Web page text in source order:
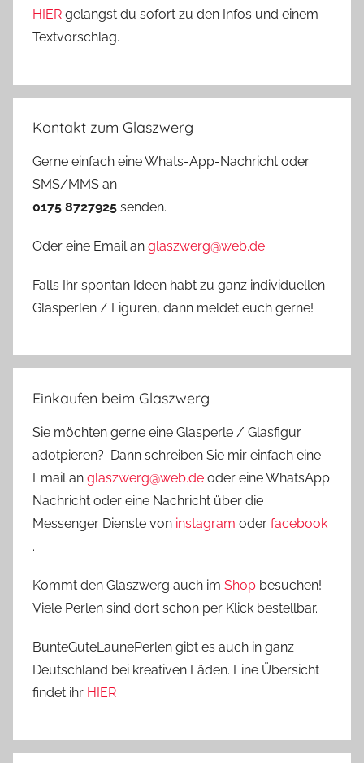
HIER gelangst du sofort zu den Infos und einem
Textvorschlag.
Kontakt zum Glaszwerg
Gerne einfach eine Whats-App-Nachricht oder
SMS/MMS an
0175 8727925 senden.
Oder eine Email an glaszwerg@web.de
Falls Ihr spontan Ideen habt zu ganz individuellen
Glasperlen / Figuren, dann meldet euch gerne!
Einkaufen beim Glaszwerg
Sie möchten gerne eine Glasperle / Glasfigur
adotpieren? Dann schreiben Sie mir einfach eine
Email an glaszwerg@web.de oder eine WhatsApp
Nachricht oder eine Nachricht über die
Messenger Dienste von instagram oder facebook
.
Kommt den Glaszwerg auch im Shop besuchen!
Viele Perlen sind dort schon per Klick bestellbar.
BunteGuteLaunePerlen gibt es auch in ganz
Deutschland bei kreativen Läden. Eine Übersicht
findet ihr HIER